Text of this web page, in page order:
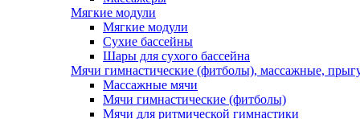
Мягкие модули
Мягкие модули
Сухие бассейны
Шары для сухого бассейна
Мячи гимнастические (фитболы), массажные,
Массажные мячи
Мячи гимнастические (фитболы)
Мячи для ритмической гимнастики